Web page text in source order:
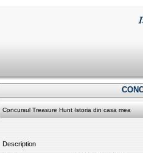
Concursul Treasure Hunt Istoria din casa mea
Description